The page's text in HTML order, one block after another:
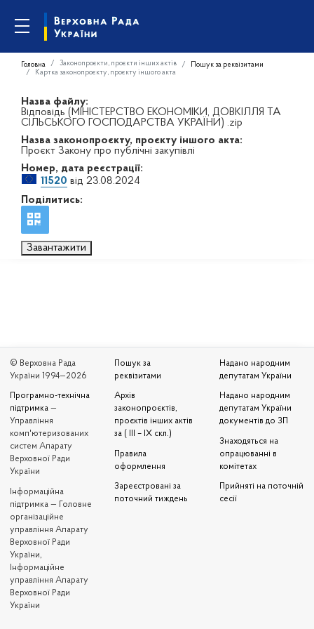
Головна Законопроєкти, проєкти інших актів
Пошук за реквізитами
Картка законопроєкту, проєкту іншого акта
Назва файлу:
Відповідь (МІНІСТЕРСТВО ЕКОНОМІКИ, ДОВКІЛЛЯ ТА
СІЛЬСЬКОГО ГОСПОДАРСТВА УКРАЇНИ) .zip
Назва законопроєкту, проєкту іншого акта:
Проєкт Закону про публічні закупівлі
Номер, дата реєстрації:
11520 від 23.08.2024
Поділитись:
Завантажити
© Верховна Рада
України 1994—2026
Програмно-технічна
підтримка —
Управління
комп'ютеризованих
систем Апарату
Верховної Ради
України
Iнформаційна
підтримка — Головне
організаційне
управління Апарату
Верховної Ради
України,
Інформаційне
управління Апарату
Верховної Ради
України
Пошук за
реквізитами
Архів
законопроєктів,
проєктів інших актів
за ( III – IX скл.)
Правила
оформлення
Зареєстровані за
поточний тиждень
Надано народним
депутатам України
Надано народним
депутатам України
документів до ЗП
Знаходяться на
опрацюванні в
комітетах
Прийняті на поточній
сесії